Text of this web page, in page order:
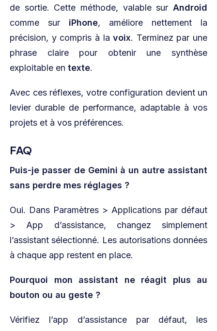
de sortie. Cette méthode, valable sur Android
comme sur iPhone, améliore nettement la
précision, y compris à lavoix. Terminez par une
phrase claire pour obtenir une synthèse
exploitable en texte.
Avec ces réflexes, votre configuration devient un
levier durable de performance, adaptable à vos
projets et à vos préférences.
FAQ
Puis-je passer de Gemini à un autre assistant
sans perdre mes réglages ?
Oui. Dans Paramètres > Applications par défaut
> App d’assistance, changez simplement
l’assistant sélectionné. Les autorisations données
à chaque app restent en place.
Pourquoi mon assistant ne réagit plus au
bouton ou au geste ?
Vérifiez l’app d’assistance par défaut, les